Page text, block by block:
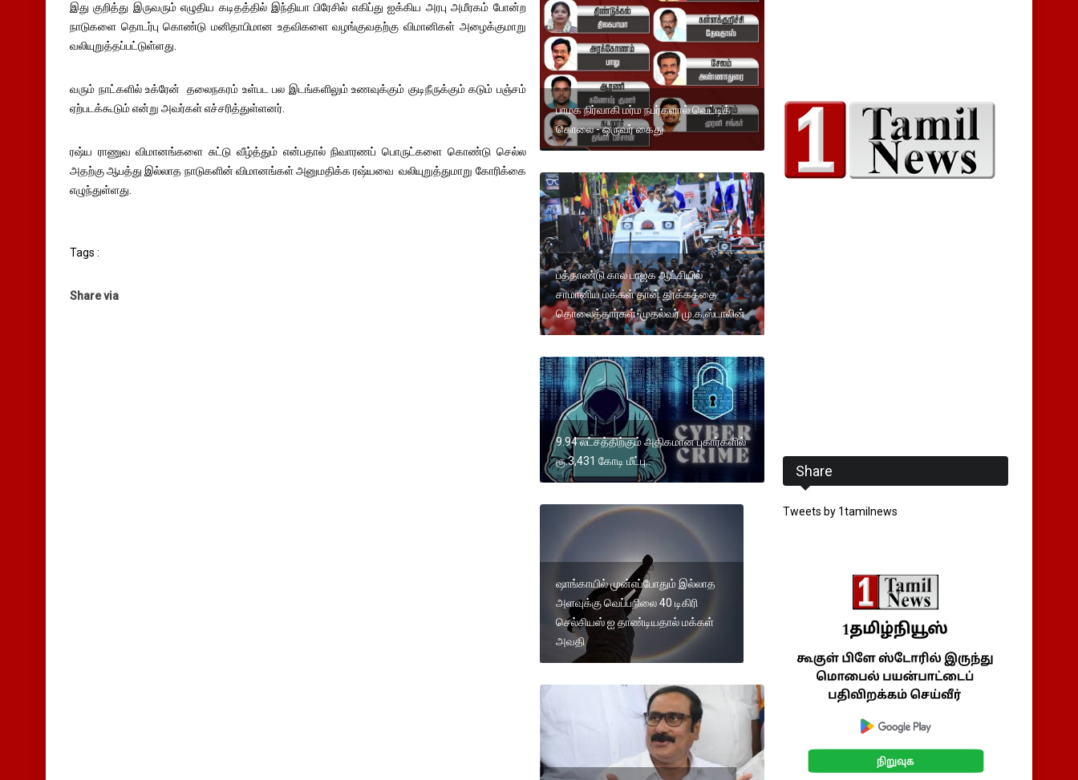
இது குறித்து இருவரும் எழுதிய கடிதத்தில் இந்தியா பிரேசில் எகிப்து ஐக்கிய அரபு அமீரகம் போன்ற
நாடுகளை தொடர்பு கொண்டு மனிதாபிமான உதவிகளை வழங்குவதற்கு விமானிகள் அழைக்குமாறு
வலியுறுத்தப்பட்டுள்ளது.
வரும் நாட்களில் உக்ரேன் தலைநகரம் உள்பட பல இடங்களிலும் உணவுக்கும் குடிநீருக்கும் கடும் பஞ்சம்
ஏற்படக்கூடும் என்று அவர்கள் எச்சரித்துள்ளனர்.
ரஷ்ய ராணுவ விமானங்களை சுட்டு வீழ்த்தும் என்பதால் நிவாரணப் பொருட்களை கொண்டு செல்ல
அதற்கு ஆபத்து இல்லாத நாடுகளின் விமானங்கள் அனுமதிக்க ரஷ்யவை வலியுறுத்துமாறு கோரிக்கை
எழுந்துள்ளது.
Tags :
Share via
பாமக நிர்வாகி மர்ம நபர்களால் வெட்டிக்
கொலை - ஒருவர் கைது
பத்தாண்டு கால பாஜக ஆட்சியில்
சாமானிய மக்கள் தான் தூக்கத்தை
தொலைத்தார்கள்-முதல்வர் மு.க.ஸ்டாலின்
9.94 லட்சத்திற்கும் அதிகமான புகார்களில்
ரூ.3,431 கோடி மீட்பு..
ஷாங்காயில் முன்எப்போதும் இல்லாத
அளவுக்கு வெப்பநிலை 40 டிகிரி
செல்சியஸ் ஐ தாண்டியதால் மக்கள்
அவதி
Share
Tweets by 1tamilnews